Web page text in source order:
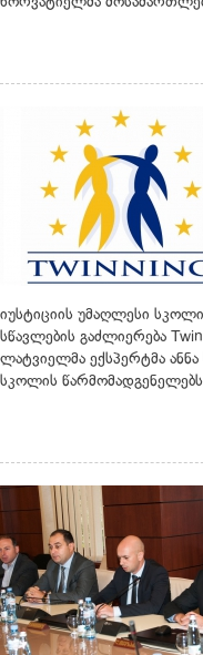
იუსტიციის უმაღლესი
სწავლების გაძლიერება
ლატვიელმა ექსპერტმა ანნა
სკოლის წარმომადგენელებს